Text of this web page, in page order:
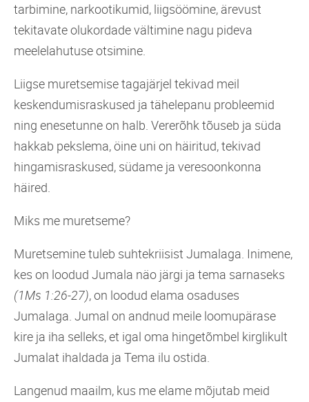
tarbimine, narkootikumid, liigsöömine, ärevust
tekitavate olukordade vältimine nagu pideva
meelelahutuse otsimine.
Liigse muretsemise tagajärjel tekivad meil
keskendumisraskused ja tähelepanu probleemid
ning enesetunne on halb. Vererõhk tõuseb ja süda
hakkab pekslema, öine uni on häiritud, tekivad
hingamisraskused, südame ja veresoonkonna
häired.
Miks me muretseme?
Muretsemine tuleb suhtekriisist Jumalaga. Inimene,
kes on loodud Jumala näo järgi ja tema sarnaseks
(1Ms 1:26-27), on loodud elama osaduses
Jumalaga. Jumal on andnud meile loomupärase
kire ja iha selleks, et igal oma hingetõmbel kirglikult
Jumalat ihaldada ja Tema ilu ostida.
Langenud maailm, kus me elame mõjutab meid